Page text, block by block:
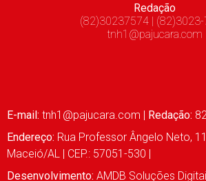
Redação
(82)30237574 |
tnh1@pajucara.com
E-mail: tnh1@pajucara.com Redação:
Endereço: Rua Professor Ângelo Neto,
Maceió/AL | CEP.: 57051-530 |
Desenvolvimento: AMDB Soluções